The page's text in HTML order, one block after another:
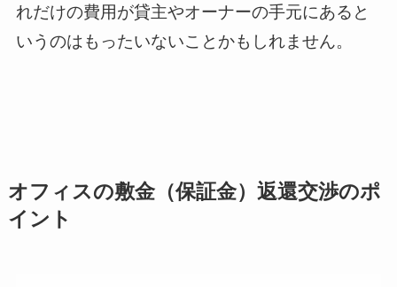
れだけの費用が貸主やオーナーの手元にあると
いうのはもったいないことかもしれません。
オフィスの敷金（保証金）返還交渉のポ
イント